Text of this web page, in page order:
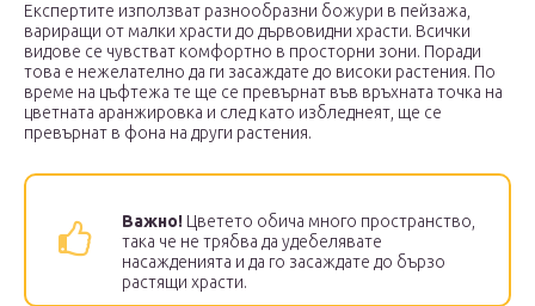
Експертите използват разнообразни божури в пейзажа,
вариращи от малки храсти до дървовидни храсти. Всички
видове се чувстват комфортно в просторни зони. Поради
това е нежелателно да ги засаждате до високи растения. По
време на цъфтежа те ще се превърнат във връхната точка на
цветната аранжировка и след като избледнеят, ще се
превърнат в фона на други растения.
Важно! Цветето обича много пространство,
така че не трябва да удебелявате
насажденията и да го засаждате до бързо
растящи храсти.